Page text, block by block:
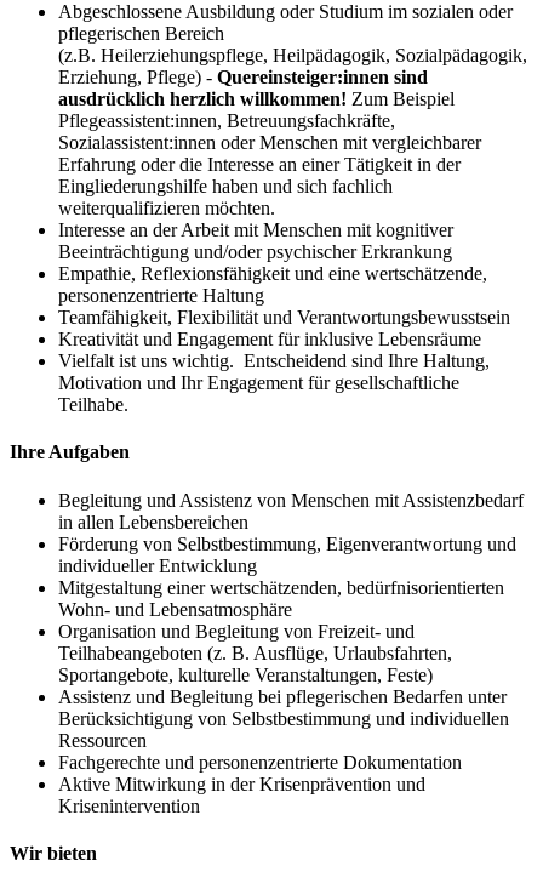
Abgeschlossene Ausbildung oder Studium im sozialen oder
pflegerischen Bereich
(z.B. Heilerziehungspflege, Heilpädagogik, Sozialpädagogik,
Erziehung, Pflege) - Quereinsteiger:innen sind
ausdrücklich herzlich willkommen! Zum Beispiel
Pflegeassistent:innen, Betreuungsfachkräfte,
Sozialassistent:innen oder Menschen mit vergleichbarer
Erfahrung oder die Interesse an einer Tätigkeit in der
Eingliederungshilfe haben und sich fachlich
weiterqualifizieren möchten.
Interesse an der Arbeit mit Menschen mit kognitiver
Beeinträchtigung und/oder psychischer Erkrankung
Empathie, Reflexionsfähigkeit und eine wertschätzende,
personenzentrierte Haltung
Teamfähigkeit, Flexibilität und Verantwortungsbewusstsein
Kreativität und Engagement für inklusive Lebensräume
Vielfalt ist uns wichtig. Entscheidend sind Ihre Haltung,
Motivation und Ihr Engagement für gesellschaftliche
Teilhabe.
Ihre Aufgaben
Begleitung und Assistenz von Menschen mit Assistenzbedarf
in allen Lebensbereichen
Förderung von Selbstbestimmung, Eigenverantwortung und
individueller Entwicklung
Mitgestaltung einer wertschätzenden, bedürfnisorientierten
Wohn- und Lebensatmosphäre
Organisation und Begleitung von Freizeit- und
Teilhabeangeboten (z. B. Ausflüge, Urlaubsfahrten,
Sportangebote, kulturelle Veranstaltungen, Feste)
Assistenz und Begleitung bei pflegerischen Bedarfen unter
Berücksichtigung von Selbstbestimmung und individuellen
Ressourcen
Fachgerechte und personenzentrierte Dokumentation
Aktive Mitwirkung in der Krisenprävention und
Krisenintervention
Wir bieten